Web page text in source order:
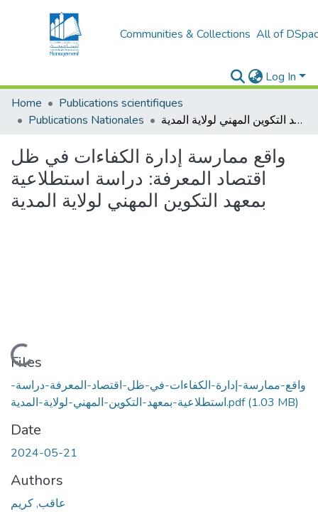
Communities & Collections All of
Log In
Home
Publications scientifiques
Publications Nationales
واقع ممارسة إدارة الكفاءات في ظل اقتصاد المعرفة: دراسة استطلاعية بمعهد التكوين المهني لولاية المدية
واقع ممارسة إدارة الكفاءات في ظل
اقتصاد المعرفة: دراسة استطلاعية
بمعهد التكوين المهني لولاية المدية
Loading...
Files
واقع-ممارسة-إدارة-الكفاءات-في-ظل-اقتصاد-المعرفة-دراسة-
استطلاعية-بمعهد-التكوين-المهني-لولاية-المدية.pdf(1.03 MB)
Date
2024-05-21
Authors
عاقب, كريم